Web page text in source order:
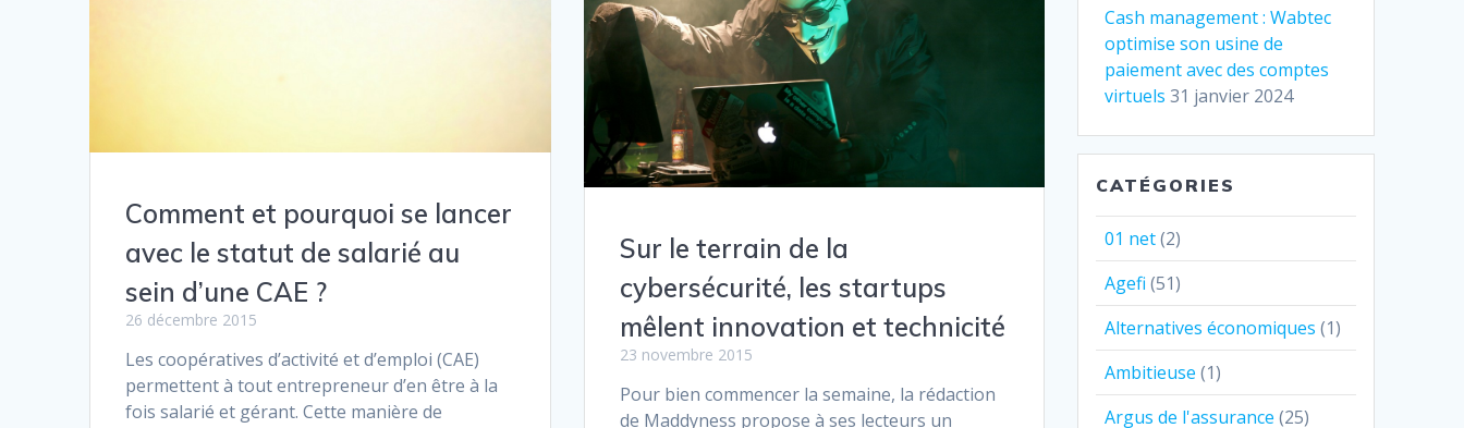
Comment et pourquoi se lancer
avec le statut de salarié au
sein d’une CAE ?
26 décembre 2015
Les coopératives d’activité et d’emploi (CAE)
permettent à tout entrepreneur d’en être à la
fois salarié et gérant. Cette manière de
Sur le terrain de la
cybersécurité, les startups
mêlent innovation et technicité
23 novembre 2015
Pour bien commencer la semaine, la rédaction
de Maddyness propose à ses lecteurs un
Cash management : Wabtec
optimise son usine de
paiement avec des comptes
virtuels 31 janvier 2024
CATÉGORIES
01 net(2)
Agefi (51)
Alternatives économiques (1)
Ambitieuse (1)
Argus de l'assurance (25)